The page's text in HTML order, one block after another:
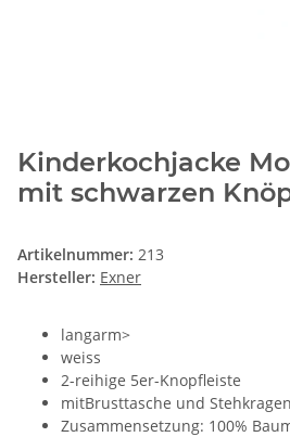
Kinderkochjacke
mit schwarzen
Artikelnummer: 213
Hersteller: Exner
langarm>
weiss
2-reihige 5er-Knopfleiste
mitBrusttasche und Stehkragen
Zusammensetzung: 100%